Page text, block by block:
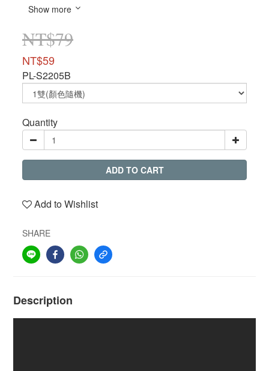
Show more
NT$79
NT$59
PL-S2205B
Quantity
ADD TO CART
Add to Wishlist
SHARE
Description